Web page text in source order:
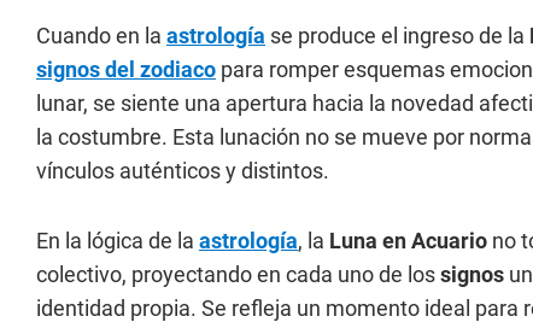
Cuando en la astrología se produce el ingreso de la
signos del zodiaco para romper esquemas
lunar, se siente una apertura hacia la novedad
la costumbre. Esta lunación no se mueve por
vínculos auténticos y distintos.
En la lógica de la astrología, la Luna en Acuario no
colectivo, proyectando en cada uno de lossignos
identidad propia. Se refleja un momento ideal